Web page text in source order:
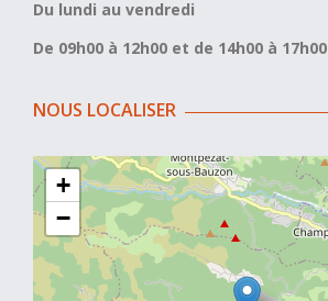
Du lundi au vendredi
De 09h00 à 12h00 et de 14h00 à 17h00
NOUS LOCALISER
+
−